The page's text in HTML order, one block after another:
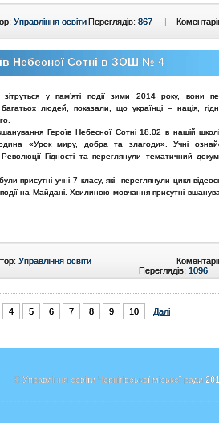
Управління освітиПереглядів: 867 |
Небесної Сотні в ЗОШ № 4
у пам’яті події зими 2014 року, вони
багатьох людей, показали, що українці – нація,
Героїв Небесної Сотні 18.02 в нашій школі
«Урок миру, добра та злагоди». Учні
Гідності та переглянули тематичний
присутні учні 7 класу, які переглянули цикл
події на Майдані. Хвилиною мовчання присутні
Управління освіти
Переглядів: 1096
4 5 6 7 8 9 10 Далі
© Управління освіти Чернігівської міської ради